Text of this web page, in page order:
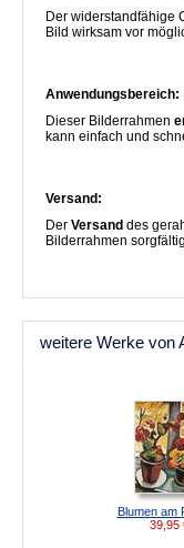
Der widerstandfähige
Bild wirksam vor
Anwendungsbereich:
Dieser Bilderrahmen
kann einfach und
Versand:
Der Versand des
Bilderrahmen
weitere Werke von
Blumen am
39,95